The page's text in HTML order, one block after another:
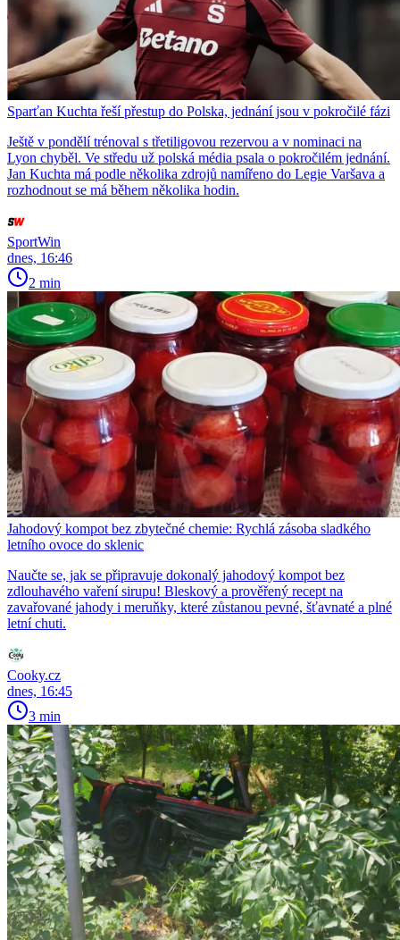
Sparťan Kuchta řeší přestup do Polska, jednání jsou v pokročilé fázi
Ještě v pondělí trénoval s třetiligovou rezervou a v nominaci na
Lyon chyběl. Ve středu už polská média psala o pokročilém jednání.
Jan Kuchta má podle několika zdrojů namířeno do Legie Varšava a
rozhodnout se má během několika hodin.
SportWin
dnes, 16:46
2 min
Jahodový kompot bez zbytečné chemie: Rychlá zásoba sladkého
letního ovoce do sklenic
Naučte se, jak se připravuje dokonalý jahodový kompot bez
zdlouhavého vaření sirupu! Bleskový a prověřený recept na
zavařované jahody i meruňky, které zůstanou pevné, šťavnaté a plné
letní chuti.
Cooky.cz
dnes, 16:45
3 min